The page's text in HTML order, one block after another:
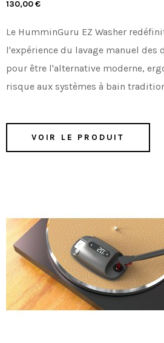
130,00 €
Le HumminGuru EZ Washer
l'expérience du lavage manuel des
pour être l'alternative moderne,
risque aux systèmes à bain
VOIR LE PRODUIT